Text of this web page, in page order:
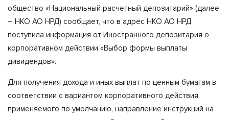
общество «Национальный расчетный депозитарий» (далее
– НКО АО НРД) сообщает, что в адрес НКО АО НРД
поступила информация от Иностранного депозитария о
корпоративном действии «Выбор формы выплаты
дивидендов».
Для получения дохода и иных выплат по ценным бумагам в
соответствии с вариантом корпоративного действия,
применяемого по умолчанию, направление инструкций на